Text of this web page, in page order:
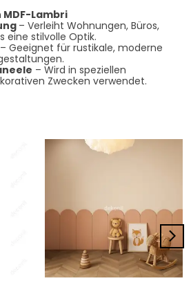
Lambri
– Verleiht Wohnungen, Büros,
eine stilvolle Optik.
– Geeignet für rustikale, moderne
– Wird in speziellen
Zwecken verwendet.